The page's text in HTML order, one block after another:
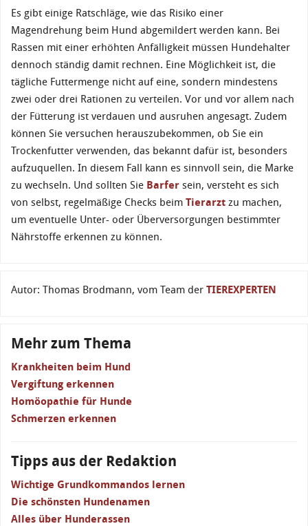
Es gibt einige Ratschläge, wie das Risiko einer
Magendrehung beim Hund abgemildert werden kann. Bei
Rassen mit einer erhöhten Anfälligkeit müssen Hundehalter
dennoch ständig damit rechnen. Eine Möglichkeit ist, die
tägliche Futtermenge nicht auf eine, sondern mindestens
zwei oder drei Rationen zu verteilen. Vor und vor allem nach
der Fütterung ist verdauen und ausruhen angesagt. Zudem
können Sie versuchen herauszubekommen, ob Sie ein
Trockenfutter verwenden, das bekannt dafür ist, besonders
aufzuquellen. In diesem Fall kann es sinnvoll sein, die Marke
zu wechseln. Und sollten Sie Barfer sein, versteht es sich
von selbst, regelmäßige Checks beim Tierarzt zu machen,
um eventuelle Unter- oder Überversorgungen bestimmter
Nährstoffe erkennen zu können.
Autor: Thomas Brodmann, vom Team der TIEREXPERTEN
Mehr zum Thema
Krankheiten beim Hund
Vergiftung erkennen
Homöopathie für Hunde
Schmerzen erkennen
Tipps aus der Redaktion
Wichtige Grundkommandos lernen
Die schönsten Hundenamen
Alles über Hunderassen